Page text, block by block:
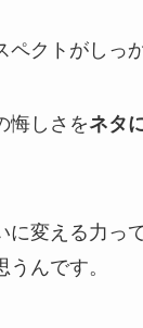
ペクトがしっ
悔しさをネタ
に変える力っ
んです。